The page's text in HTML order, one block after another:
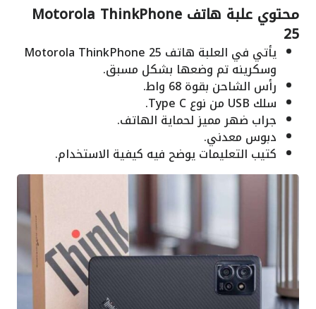
محتوي علبة هاتف Motorola ThinkPhone
25
يأتي في العلبة هاتف Motorola ThinkPhone 25
وسكرينه تم وضعها بشكل مسبق.
رأس الشاحن بقوة 68 واط.
سلك USB من نوع Type C.
جراب ضهر مميز لحماية الهاتف.
دبوس معدني.
كتيب التعليمات يوضح فيه كيفية الاستخدام.